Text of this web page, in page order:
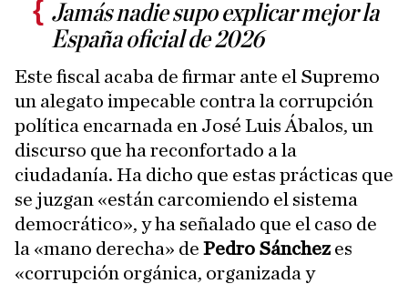
Jamás nadie supo explicar mejor la
España oficial de 2026
Este fiscal acaba de firmar ante el Supremo
un alegato impecable contra la corrupción
política encarnada en José Luis Ábalos, un
discurso que ha reconfortado a la
ciudadanía. Ha dicho que estas prácticas que
se juzgan «están carcomiendo el sistema
democrático», y ha señalado que el caso de
la «mano derecha» de Pedro Sánchezes
«corrupción orgánica, organizada y